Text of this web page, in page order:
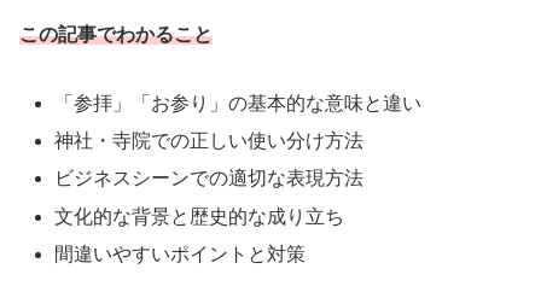
この記事でわかること
「参拝」「お参り」の基本的な意味と違い
神社・寺院での正しい使い分け方法
ビジネスシーンでの適切な表現方法
文化的な背景と歴史的な成り立ち
間違いやすいポイントと対策